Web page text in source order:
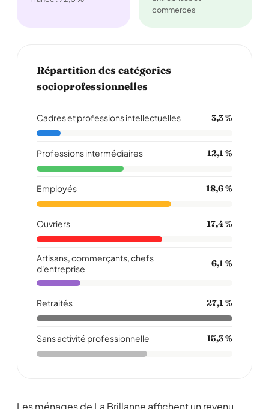
commerces
Répartition des catégories
socioprofessionnelles
Cadres et professions intellectuelles 3,3 %
Professions intermédiaires 12,1 %
Employés 18,6 %
Ouvriers 17,4 %
Artisans, commerçants, chefs
d'entreprise
6,1 %
Retraités 27,1 %
Sans activité professionnelle 15,3 %
Les ménages de La Brillanne affichent un revenu